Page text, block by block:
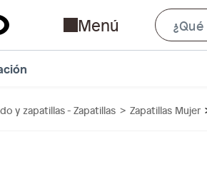
Menú
y zapatillas - Zapatillas Zapatillas Mujer